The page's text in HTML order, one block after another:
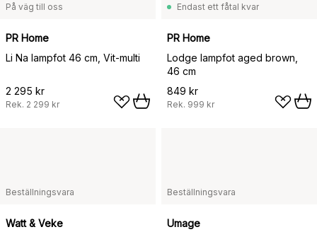
På väg till oss
PR Home
Li Na lampfot 46 cm, Vit-multi
2 295 kr
Rek. 2 299 kr
Endast ett fåtal kvar
PR Home
Lodge lampfot aged brown,
46 cm
849 kr
Rek. 999 kr
Beställningsvara
Watt & Veke
Beställningsvara
Umage